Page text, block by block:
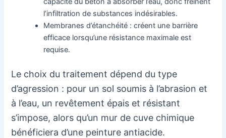
l’infiltration de substances indésirables.
Membranes d’étanchéité : créent une barrière
efficace lorsqu’une résistance maximale est
requise.
Le choix du traitement dépend du type
d’agression : pour un sol soumis à l’abrasion et
à l’eau, un revêtement épais et résistant
s’impose, alors qu’un mur de cuve chimique
bénéficiera d’une peinture antiacide.